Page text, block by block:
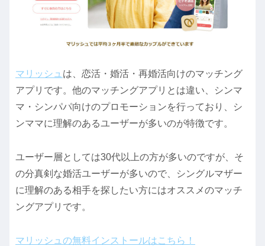
マリッシュ は、恋活・婚活・再婚活向けのマッチング
アプリです。他のマッチングアプリとは違い、シンマ
マ・シンパパ向けのプロモーションを行っており、シ
ンママに理解のあるユーザーが多いのが特徴です。
ユーザー層としては30代以上の方が多いのですが、そ
の分真剣な婚活ユーザーが多いので、シングルマザー
に理解のある相手を探したい方にはオススメのマッチ
ングアプリです。
マリッシュの無料インストールはこちら！